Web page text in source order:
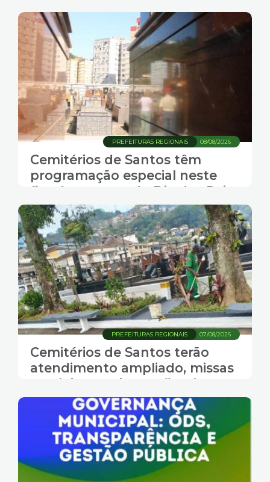
em Santos
08/08/2026
PREFEITURAS REGIONAIS
Cemitérios de Santos têm
programação especial neste
fim de semana do Dia dos Pais
07/08/2026
PREFEITURAS REGIONAIS
Cemitérios de Santos terão
atendimento ampliado, missas
e música ao vivo no fim de
semana do Dia dos Pais